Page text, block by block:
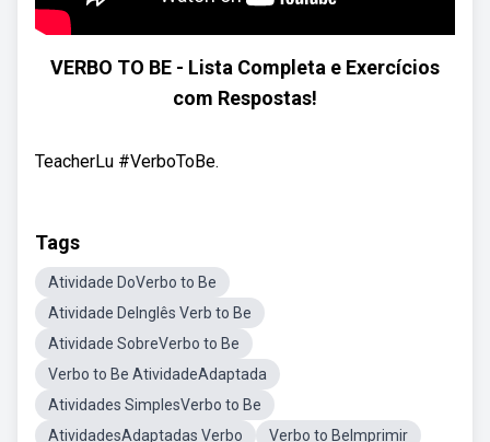
VERBO TO BE - Lista Completa e Exercícios
com Respostas!
TeacherLu #VerboToBe.
Tags
Atividade DoVerbo to Be
Atividade DeInglês Verb to Be
Atividade SobreVerbo to Be
Verbo to Be AtividadeAdaptada
Atividades SimplesVerbo to Be
AtividadesAdaptadas Verbo
Verbo to BeImprimir